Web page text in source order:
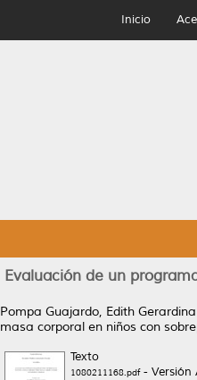
Inicio
Evaluación de un
Pompa Guajardo, Edith Gerardina
masa corporal en niños con
Texto
1080211168.pdf- Versión